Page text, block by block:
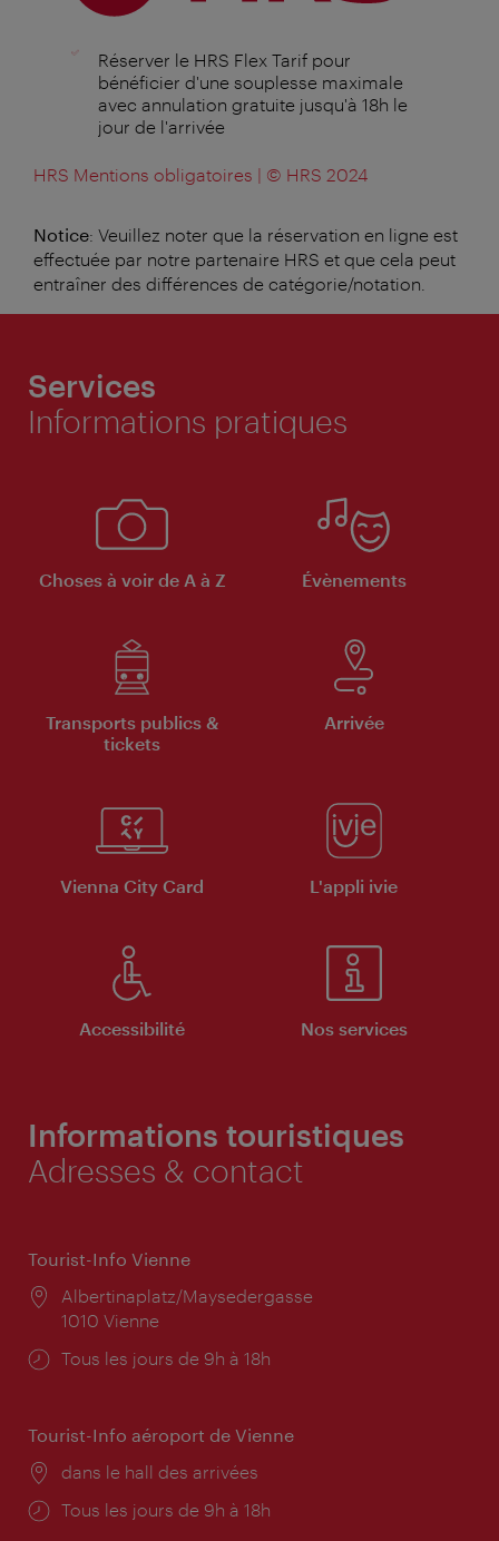
Réserver le HRS Flex Tarif pour
bénéficier d'une souplesse maximale
avec annulation gratuite jusqu'à 18h le
jour de l'arrivée
HRS Mentions obligatoires | © HRS 2024
Notice: Veuillez noter que la réservation en ligne est
effectuée par notre partenaire HRS et que cela peut
entraîner des différences de catégorie/notation.
Services
Informations pratiques
Choses à voir de A à Z Évènements
Transports publics &
tickets
Arrivée
Vienna City Card L'appli ivie
Accessibilité Nos services
Informations touristiques
Adresses & contact
Tourist-Info Vienne
Lieu:
Albertinaplatz/Maysedergasse
1010 Vienne
Horaires
Tous les jours de 9h à 18h
Tourist-Info aéroport de Vienne
Lieu:
dans le hall des arrivées
Horaires
Tous les jours de 9h à 18h